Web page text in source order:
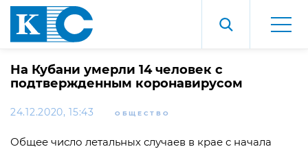
На Кубани умерли 14 человек с
подтвержденным коронавирусом
24.12.2020, 15:43 ОБЩЕСТВО
Общее число летальных случаев в крае с начала